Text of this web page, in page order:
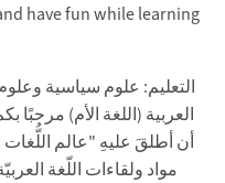
have fun while learning
التعليم: علوم سياسية وعلوم
العربية (اللغة الأم) مرحبًا
أن أطلقَ عليهِ "عالم
مواد ولقاءات اللّغة